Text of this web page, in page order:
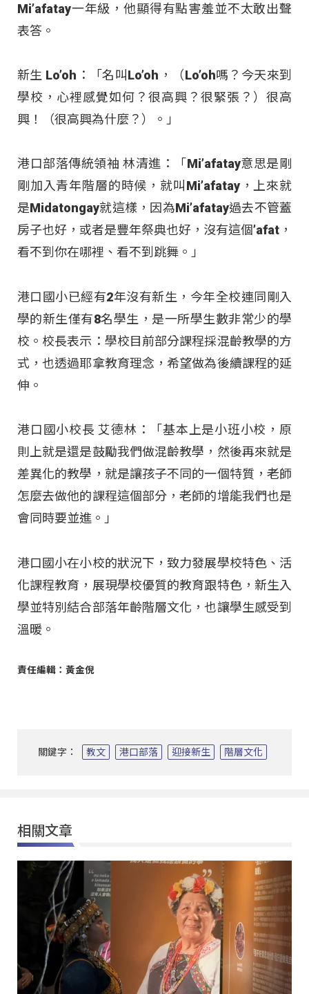
Mi’afatay一年級，他顯得有點害羞並不太敢出聲
表答。
新生 Lo’oh：「名叫Lo’oh，（Lo’oh嗎？今天來到
學校，心裡感覺如何？很高興？很緊張？）很高
興！（很高興為什麼？）。」
港口部落傳統領袖 林清進：「Mi’afatay意思是剛
剛加入青年階層的時候，就叫Mi’afatay，上來就
是Midatongay就這樣，因為Mi’afatay過去不管蓋
房子也好，或者是豐年祭典也好，沒有這個’afat，
看不到你在哪裡、看不到跳舞。」
港口國小已經有2年沒有新生，今年全校連同剛入
學的新生僅有8名學生，是一所學生數非常少的學
校。校長表示：學校目前部分課程採混齡教學的方
式，也透過耶拿教育理念，希望做為後續課程的延
伸。
港口國小校長 艾德林：「基本上是小班小校，原
則上就是還是鼓勵我們做混齡教學，然後再來就是
差異化的教學，就是讓孩子不同的一個特質，老師
怎麼去做他的課程這個部分，老師的增能我們也是
會同時要並進。」
港口國小在小校的狀況下，致力發展學校特色、活
化課程教育，展現學校優質的教育跟特色，新生入
學並特別結合部落年齡階層文化，也讓學生感受到
溫暖。
責任編輯：黃金倪
關鍵字： 教文 港口部落 迎接新生 階層文化
相關文章